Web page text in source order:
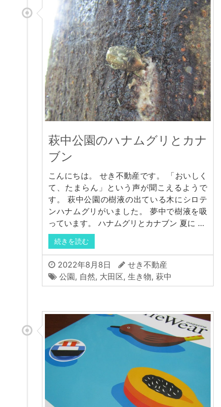
萩中公園のハナムグリとカナ
ブン
こんにちは。 せき不動産です。 「おいしく
て、たまらん」という声が聞こえるようで
す。 萩中公園の樹液の出ている木にシロテ
ンハナムグリがいました。 夢中で樹液を吸
っています。 ハナムグリとカナブン 夏に …
続きを読む
2022年8月8日
せき不動産
公園, 自然, 大田区, 生き物, 萩中